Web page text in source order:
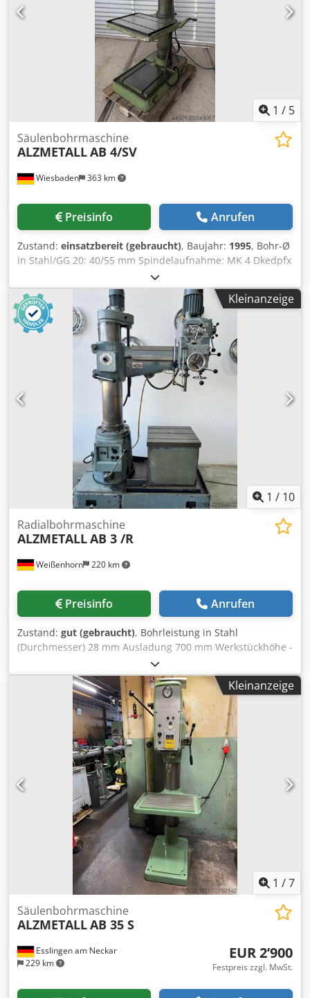
1 / 5
Wiesbaden 363 km
Säulenbohrmaschine
ALZMETALLAB 4/SV
Preisinfo Anrufen
Zustand: einsatzbereit (gebraucht), Baujahr: 1995, Bohr-Ø
in Stahl/GG 20: 40/55 mm Spindelaufnahme: MK 4 Dkedpfx
Aozh H D Non Eer Ausladung: 345 mm Tischgröße: 450 x
600 mm gr. Abstand zw. Tisch u. Bohrpinole: 785 mm
Pinolenhub: 180 mm Spindeldrehzahlen in 4 Gruppen
durch polumschaltb. Motor u. Schaltgetriebe sowie
stufenlos regelbar: 160 - 1540 Upm 4 automatische
Vorschübe: 0,09; 0,12; 0,18 u. 0,22 mm/U Antriebsmotor:
380 V, 2,6/3,2 kW Gewicht: 640 kg Platzbedarf: 700 x 1150 x
Kleinanzeige
1 / 10
Weißenhorn 220 km
Radialbohrmaschine
ALZMETALLAB 3 /R
Preisinfo Anrufen
Zustand: gut (gebraucht), Bohrleistung in Stahl
(Durchmesser) 28 mm Ausladung 700 mm Werkstückhöhe -
max. 1300 mm Werkzeugaufnahme MK3 Vorschübe 0,1-0,3
mm/U Spindeldrehzahlen 100-1.220 U/min
Gesamtleistungsbedarf 1,4 kW Maschinengewicht ca. 1,3 t
Dsdpfxszfqmce An Eskr Raumbedarf ca. LBH 1,8 x 0,8 x 2,3
m inkl. Würfeltisch inkl. Bohrvorschub mechnische
Kleinanzeige
1 /7
Esslingen am Neckar
229 km
Säulenbohrmaschine
ALZMETALLAB 35 S
EUR 2’900
Festpreis zzgl. MwSt.